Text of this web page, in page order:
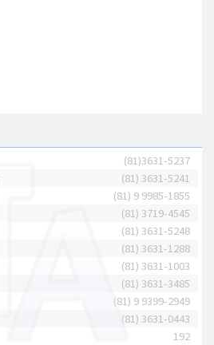
(81)3631-5237
(81) 3631-5241
(81) 9 9985-1855
(81) 3719-4545
(81) 3631-5248
(81) 3631-1288
(81) 3631-1003
(81) 3631-3485
(81) 9 9399-2949
(81) 3631-0443
192